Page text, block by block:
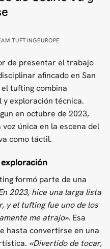
TUFTINGEUROPE
de presentar el trabajo
afincado en San
tufting combina
exploración técnica.
en octubre de 2023,
única en la escena del
como táctil.
formó parte de una
2023, hice una larga lista
y el tufting fue uno de los
me atrajo». Esa
hasta convertirse en una
«Divertido de tocar,